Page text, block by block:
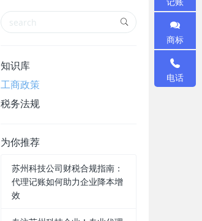
知识库
工商政策
税务法规
为你推荐
苏州科技公司财税合规指南：
代理记账如何助力企业降本增
效
商标
电话